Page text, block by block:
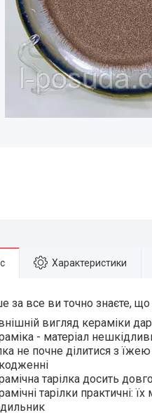
Характеристики
за все ви точно знаєте, що
вигляд кераміки
- матеріал
не почне ділитися з
тарілка досить
тарілки практичні: